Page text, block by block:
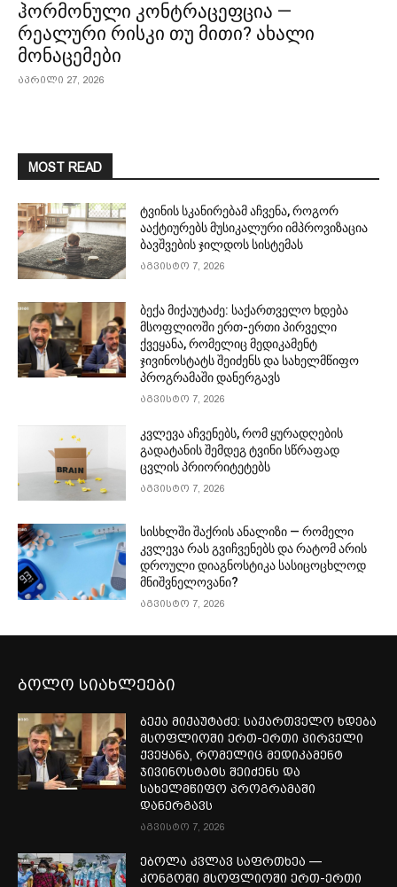
ჰორმონული კონტრაცეფცია —
რეალური რისკი თუ მითი? ახალი
მონაცემები
აპრილი 27, 2026
MOST READ
ტვინის სკანირებამ აჩვენა, როგორ
ააქტიურებს მუსიკალური იმპროვიზაცია
ბავშვების ჯილდოს სისტემას
აგვისტო 7, 2026
ბექა მიქაუტაძე: საქართველო ხდება
მსოფლიოში ერთ-ერთი პირველი
ქვეყანა, რომელიც მედიკამენტ
ჯივინოსტატს შეიძენს და სახელმწიფო
პროგრამაში დანერგავს
აგვისტო 7, 2026
კვლევა აჩვენებს, რომ ყურადღების
გადატანის შემდეგ ტვინი სწრაფად
ცვლის პრიორიტეტებს
აგვისტო 7, 2026
სისხლში შაქრის ანალიზი — რომელი
კვლევა რას გვიჩვენებს და რატომ არის
დროული დიაგნოსტიკა სასიცოცხლოდ
მნიშვნელოვანი?
აგვისტო 7, 2026
ბოლო სიახლეები
ბექა მიქაუტაძე: საქართველო ხდება
მსოფლიოში ერთ-ერთი პირველი
ქვეყანა, რომელიც მედიკამენტ
ჯივინოსტატს შეიძენს და
სახელმწიფო პროგრამაში
დანერგავს
აგვისტო 7, 2026
ებოლა კვლავ საფრთხეა —
კონგოში მსოფლიოში ერთ-ერთი